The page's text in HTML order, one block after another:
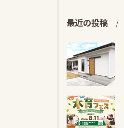
最近の投稿